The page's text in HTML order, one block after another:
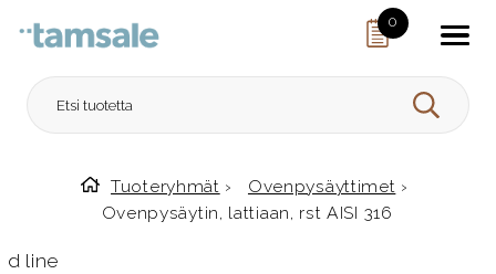
0
HAE
Etusivulle
Tuoteryhmät › Ovenpysäyttimet ›
Ovenpysäytin, lattiaan, rst AISI 316
d line